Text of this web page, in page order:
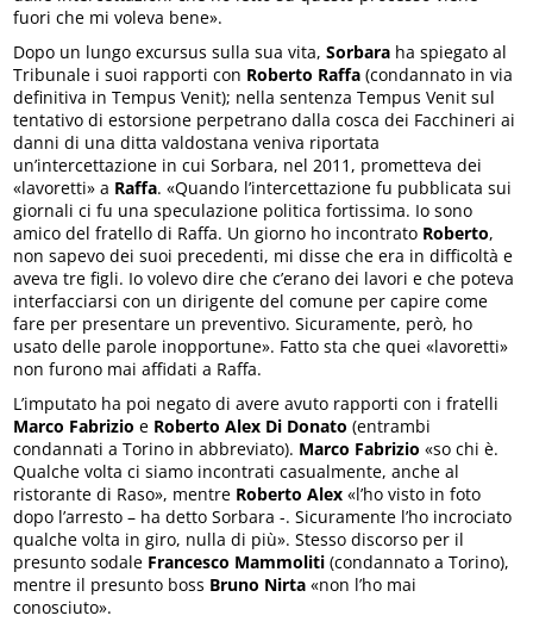
fuori che mi voleva bene».
Dopo un lungo excursus sulla sua vita,Sorbara ha spiegato al
Tribunale i suoi rapporti con Roberto Raffa(condannato in via
definitiva in Tempus Venit); nella sentenza Tempus Venit sul
tentativo di estorsione perpetrano dalla cosca dei Facchineri ai
danni di una ditta valdostana veniva riportata
un’intercettazione in cui Sorbara, nel 2011, prometteva dei
«lavoretti» a Raffa. «Quando l’intercettazione fu pubblicata sui
giornali ci fu una speculazione politica fortissima. Io sono
amico del fratello di Raffa. Un giorno ho incontrato Roberto,
non sapevo dei suoi precedenti, mi disse che era in difficoltà e
aveva tre figli. Io volevo dire che c’erano dei lavori e che poteva
interfacciarsi con un dirigente del comune per capire come
fare per presentare un preventivo. Sicuramente, però, ho
usato delle parole inopportune». Fatto sta che quei «lavoretti»
non furono mai affidati a Raffa.
L’imputato ha poi negato di avere avuto rapporti con i fratelli
Marco Fabrizio e Roberto Alex Di Donato (entrambi
condannati a Torino in abbreviato). Marco Fabrizio «so chi è.
Qualche volta ci siamo incontrati casualmente, anche al
ristorante di Raso», mentre Roberto Alex «l’ho visto in foto
dopo l’arresto – ha detto Sorbara -. Sicuramente l’ho incrociato
qualche volta in giro, nulla di più». Stesso discorso per il
presunto sodale Francesco Mammoliti (condannato a Torino),
mentre il presunto boss Bruno Nirta «non l’ho mai
conosciuto».